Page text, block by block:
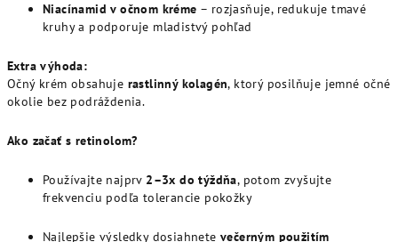
Niacínamid v očnom kréme – rozjasňuje, redukuje tmavé
kruhy a podporuje mladistvý pohľad
Extra výhoda:
Očný krém obsahuje rastlinný kolagén, ktorý posilňuje jemné očné
okolie bez podráždenia.
Ako začať s retinolom?
Používajte najprv 2–3x do týždňa, potom zvyšujte
frekvenciu podľa tolerancie pokožky
Najlepšie výsledky dosiahnete večerným použitím